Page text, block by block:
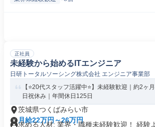
正社員
未経験から始めるITエンジニア
日研トータルソーシング株式会社 エンジニア事業部
【⭐20代スタッフ活躍中⭐】未経験歓迎｜約2ヶ
日祝休み｜年間休日125日
茨城県つくばみらい市
月給22万円～26万円
求める人材: 業界・職種未経験歓迎！ 経験